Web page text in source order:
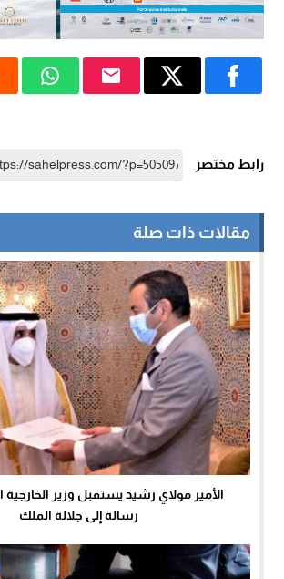
رابط مختصر
مقالات ذات صلة
الأمير مولاي رشيد يستقبل وزير الخارجية
رسالة إلى جلالة الملك